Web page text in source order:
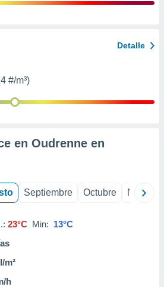
Detalle
#/m³)
en Oudrenne en
Septiembre Octubre
23°C Min: 13°C
m²
h